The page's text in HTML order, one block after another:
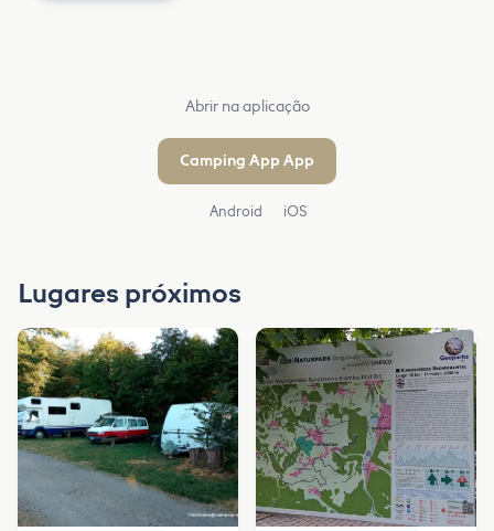
Abrir na aplicação
Camping App App
Android iOS
Lugares próximos